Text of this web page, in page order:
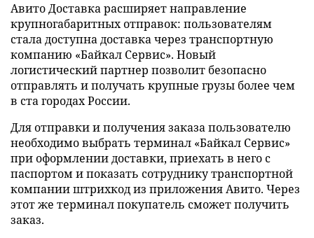
Авито Доставка расширяет направление
крупногабаритных отправок: пользователям
стала доступна доставка через транспортную
компанию «Байкал Сервис». Новый
логистический партнер позволит безопасно
отправлять и получать крупные грузы более чем
в ста городах России.
Для отправки и получения заказа пользователю
необходимо выбрать терминал «Байкал Сервис»
при оформлении доставки, приехать в него с
паспортом и показать сотруднику транспортной
компании штрихкод из приложения Авито. Через
этот же терминал покупатель сможет получить
заказ.